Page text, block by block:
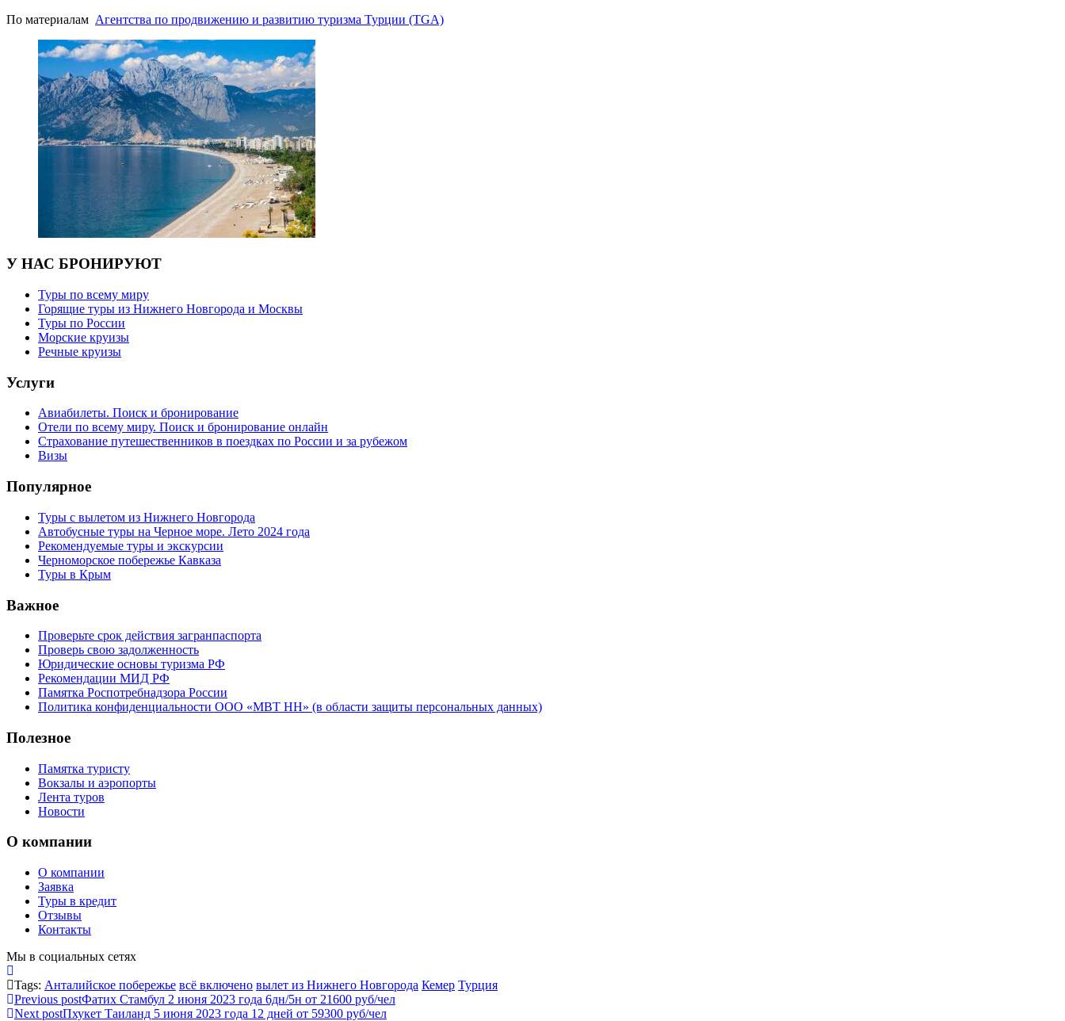
По материалам Агентства по продвижению и развитию туризма Турции (TGA)
У НАС БРОНИРУЮТ
Туры по всему миру
Горящие туры из Нижнего Новгорода и Москвы
Туры по России
Морские круизы
Речные круизы
Услуги
Авиабилеты. Поиск и бронирование
Отели по всему миру. Поиск и бронирование онлайн
Страхование путешественников в поездках по России и за рубежом
Визы
Популярное
Туры с вылетом из Нижнего Новгорода
Автобусные туры на Черное море. Лето 2024 года
Рекомендуемые туры и экскурсии
Черноморское побережье Кавказа
Туры в Крым
Важное
Проверьте срок действия загранпаспорта
Проверь свою задолженность
Юридические основы туризма РФ
Рекомендации МИД РФ
Памятка Роспотребнадзора России
Политика конфиденциальности ООО «МВТ НН» (в области защиты персональных данных)
Полезное
Памятка туристу
Вокзалы и аэропорты
Лента туров
Новости
О компании
О компании
Заявка
Туры в кредит
Отзывы
Контакты
Мы в социальных сетях
Tags: Анталийское побережье всё включено вылет из Нижнего Новгорода Кемер Турция
Previous postФатих Стамбул 2 июня 2023 года 6дн/5н от 21600 руб/чел
Next postПхукет Таиланд 5 июня 2023 года 12 дней от 59300 руб/чел